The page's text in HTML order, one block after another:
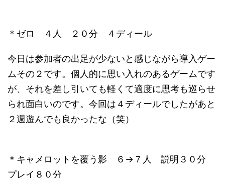
＊ゼロ ４人 ２０分 ４ディール
今日は参加者の出足が少ないと感じながら導入ゲー
ムその２です。個人的に思い入れのあるゲームです
が、それを差し引いても軽くて適度に思考も巡らせ
られ面白いのです。今回は４ディールでしたがあと
２週遊んでも良かったな（笑）
＊キャメロットを覆う影 ６→７人 説明３０分
プレイ８０分